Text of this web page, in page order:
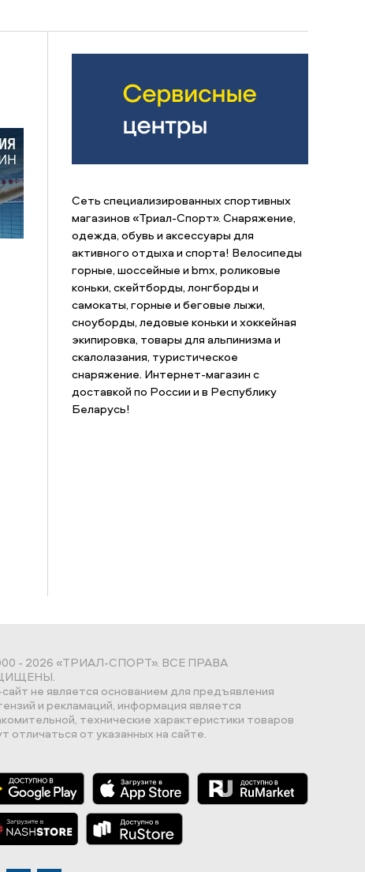
Сеть специализированных спортивных
магазинов «Триал-Спорт». Снаряжение,
одежда, обувь и аксессуары для
активного отдыха и спорта! Велосипеды
горные, шоссейные и bmx, роликовые
коньки, скейтборды, лонгборды и
самокаты, горные и беговые лыжи,
сноуборды, ледовые коньки и хоккейная
экипировка, товары для альпинизма и
скалолазания, туристическое
снаряжение. Интернет-магазин с
доставкой по России и в Республику
Беларусь!
- 2026 «ТРИАЛ-СПОРТ». ВСЕ ПРАВА
не является основанием для предъявления
и рекламаций, информация является
технические характеристики товаров
отличаться от указанных на сайте.